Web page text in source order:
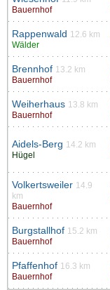
Bauernhof
Rappenwald 12.6 km
Wälder
Brennhof 13.2 km
Bauernhof
Weiherhaus 13.8 km
Bauernhof
Aidels-Berg 14.2 km
Hügel
Volkertsweiler 14.9
km
Bauernhof
Burgstallhof 15.2 km
Bauernhof
Pfaffenhof 16.3 km
Bauernhof